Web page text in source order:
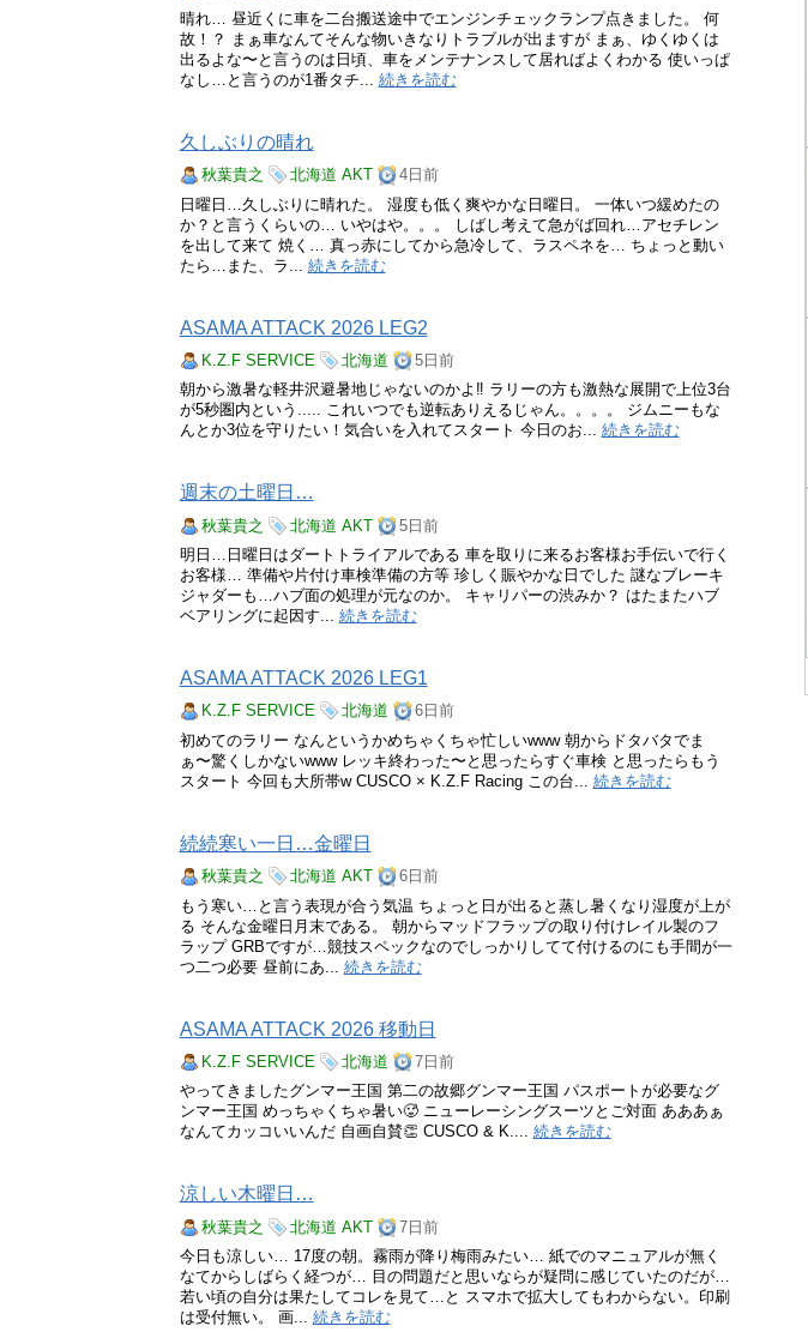
晴れ… 昼近くに車を二台搬送途中でエンジンチェックランプ点きました。 何
故！？ まぁ車なんてそんな物いきなりトラブルが出ますが まぁ、ゆくゆくは
出るよな〜と言うのは日頃、車をメンテナンスして居ればよくわかる 使いっぱ
なし…と言うのが1番タチ...
続きを読む
久しぶりの晴れ
秋葉貴之 北海道 AKT
4日前
日曜日…久しぶりに晴れた。 湿度も低く爽やかな日曜日。 一体いつ緩めたの
か？と言うくらいの… いやはや。。。 しばし考えて急がば回れ…アセチレン
を出して来て 焼く… 真っ赤にしてから急冷して、ラスペネを… ちょっと動い
たら…また、ラ...
続きを読む
ASAMA ATTACK 2026 LEG2
K.Z.F SERVICE 北海道
5日前
朝から激暑な軽井沢避暑地じゃないのかよ‼️ ラリーの方も激熱な展開で上位3台
が5秒圏内という..... これいつでも逆転ありえるじゃん。。。。 ジムニーもな
んとか3位を守りたい！気合いを入れてスタート 今日のお... 続きを読む
週末の土曜日…
秋葉貴之 北海道 AKT
5日前
明日…日曜日はダートトライアルである 車を取りに来るお客様お手伝いで行く
お客様… 準備や片付け車検準備の方等 珍しく賑やかな日でした 謎なブレーキ
ジャダーも…ハブ面の処理が元なのか。 キャリパーの渋みか？ はたまたハブ
ベアリングに起因す... 続きを読む
ASAMA ATTACK 2026 LEG1
K.Z.F SERVICE 北海道
6日前
初めてのラリー なんというかめちゃくちゃ忙しいwww 朝からドタバタでま
ぁ〜驚くしかないwww レッキ終わった〜と思ったらすぐ車検 と思ったらもう
スタート 今回も大所帯w CUSCO × K.Z.F Racing この台...
続きを読む
続続寒い一日…金曜日
秋葉貴之 北海道 AKT
6日前
もう寒い…と言う表現が合う気温 ちょっと日が出ると蒸し暑くなり湿度が上が
る そんな金曜日月末である。 朝からマッドフラップの取り付けレイル製のフ
ラップ GRBですが…競技スペックなのでしっかりしてて付けるのにも手間が一
つ二つ必要 昼前にあ...
続きを読む
ASAMA ATTACK 2026 移動日
K.Z.F SERVICE 北海道
7日前
やってきましたグンマー王国 第二の故郷グンマー王国 パスポートが必要なグ
ンマー王国 めっちゃくちゃ暑い🥵 ニューレーシングスーツとご対面 あああぁ
なんてカッコいいんだ 自画自賛👏 CUSCO & K.... 続きを読む
涼しい木曜日…
秋葉貴之 北海道 AKT
7日前
今日も涼しい… 17度の朝。霧雨が降り梅雨みたい… 紙でのマニュアルが無く
なてからしばらく経つが… 目の問題だと思いならが疑問に感じていたのだが…
若い頃の自分は果たしてコレを見て…と スマホで拡大してもわからない。印刷
は受付無い。 画... 続きを読む